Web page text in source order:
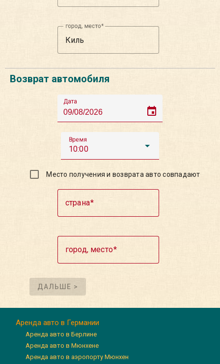
город, место
Возврат автомобиля
Дата
event
Время
10:00
Место получения и возврата авто совпадают
страна
город, место
ДАЛЬШЕ >
Аренда авто в Германии
Аренда авто в Берлине
Аренда авто в Мюнхене
Аренда авто в аэропорту Мюнхен